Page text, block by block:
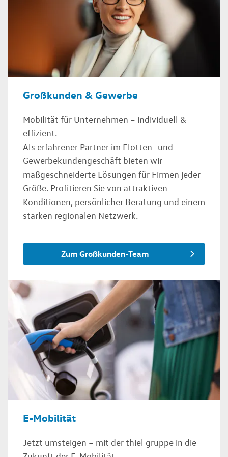
Großkunden & Gewerbe
Mobilität für Unternehmen – individuell &
effizient.
Als erfahrener Partner im Flotten- und
Gewerbekundengeschäft bieten wir
maßgeschneiderte Lösungen für Firmen jeder
Größe. Profitieren Sie von attraktiven
Konditionen, persönlicher Beratung und einem
starken regionalen Netzwerk.
Zum Großkunden-Team
E-Mobilität
Jetzt umsteigen – mit der thiel gruppe in die